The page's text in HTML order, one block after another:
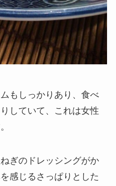
もしっかりあり、食べ
していて、これは女性
ぎのドレッシングがか
感じるさっぱりとした